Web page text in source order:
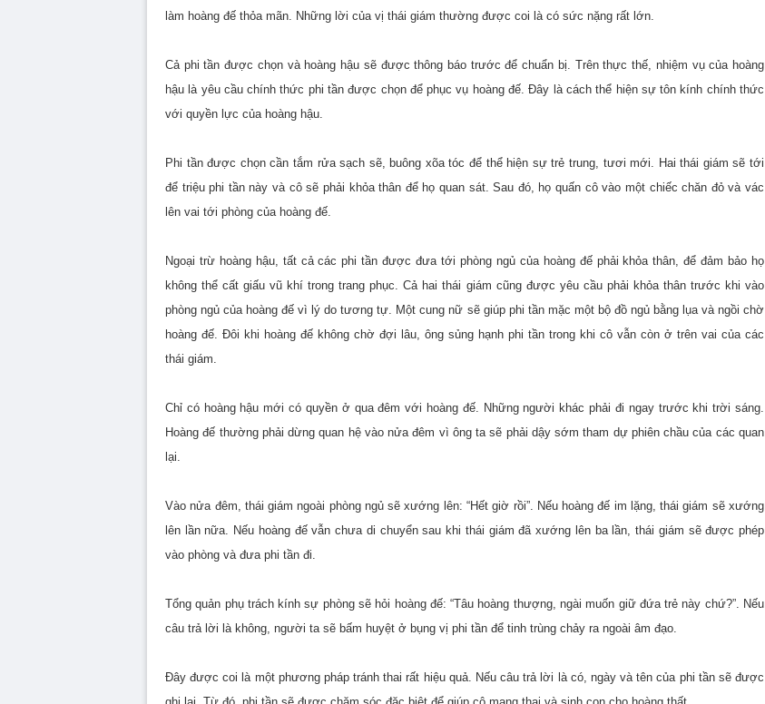
làm hoàng đế thỏa mãn. Những lời của vị thái giám thường được coi là có sức nặng rất lớn.
Cả phi tần được chọn và hoàng hậu sẽ được thông báo trước để chuẩn bị. Trên thực thế, nhiệm vụ của hoàng
hậu là yêu cầu chính thức phi tần được chọn để phục vụ hoàng đế. Đây là cách thể hiện sự tôn kính chính thức
với quyền lực của hoàng hậu.
Phi tần được chọn cần tắm rửa sạch sẽ, buông xõa tóc để thể hiện sự trẻ trung, tươi mới. Hai thái giám sẽ tới
để triệu phi tần này và cô sẽ phải khỏa thân để họ quan sát. Sau đó, họ quấn cô vào một chiếc chăn đỏ và vác
lên vai tới phòng của hoàng đế.
Ngoại trừ hoàng hậu, tất cả các phi tần được đưa tới phòng ngủ của hoàng đế phải khỏa thân, để đảm bảo họ
không thể cất giấu vũ khí trong trang phục. Cả hai thái giám cũng được yêu cầu phải khỏa thân trước khi vào
phòng ngủ của hoàng đế vì lý do tương tự. Một cung nữ sẽ giúp phi tần mặc một bộ đồ ngủ bằng lụa và ngồi chờ
hoàng đế. Đôi khi hoàng đế không chờ đợi lâu, ông sủng hạnh phi tần trong khi cô vẫn còn ở trên vai của các
thái giám.
Chỉ có hoàng hậu mới có quyền ở qua đêm với hoàng đế. Những người khác phải đi ngay trước khi trời sáng.
Hoàng đế thường phải dừng quan hệ vào nửa đêm vì ông ta sẽ phải dậy sớm tham dự phiên chầu của các quan
lại.
Vào nửa đêm, thái giám ngoài phòng ngủ sẽ xướng lên: “Hết giờ rồi”. Nếu hoàng đế im lặng, thái giám sẽ xướng
lên lần nữa. Nếu hoàng đế vẫn chưa di chuyển sau khi thái giám đã xướng lên ba lần, thái giám sẽ được phép
vào phòng và đưa phi tần đi.
Tổng quản phụ trách kính sự phòng sẽ hỏi hoàng đế: “Tâu hoàng thượng, ngài muốn giữ đứa trẻ này chứ?”. Nếu
câu trả lời là không, người ta sẽ bấm huyệt ở bụng vị phi tần để tinh trùng chảy ra ngoài âm đạo.
Đây được coi là một phương pháp tránh thai rất hiệu quả. Nếu câu trả lời là có, ngày và tên của phi tần sẽ được